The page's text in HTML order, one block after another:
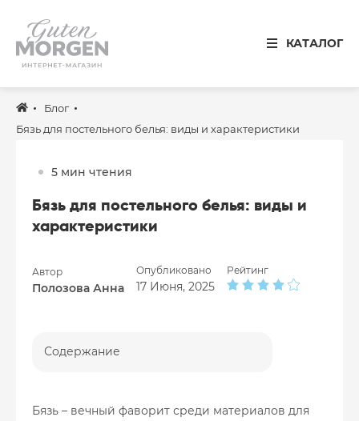
КАТАЛОГ
Иваново
8 800 100 34 50
Звонок по России бесплатный
Спальня
Столовая
Детская
Готовые решения
Блог
Бязь для постельного белья: виды и характеристики
5 мин чтения
Бязь для постельного белья: виды и
характеристики
Автор
Полозова Анна
Опубликовано
17 Июня, 2025
Рейтинг
Содержание
Бязь – вечный фаворит среди материалов для